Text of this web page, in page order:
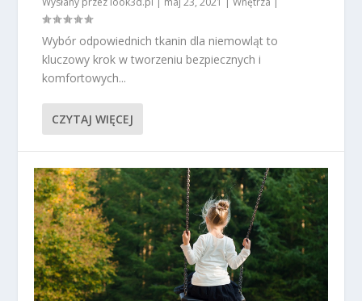
Wybór odpowiednich tkanin dla niemowląt to
kluczowy krok w tworzeniu bezpiecznych i
komfortowych...
CZYTAJ WIĘCEJ